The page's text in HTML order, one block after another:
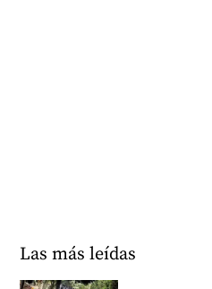
Las más leídas